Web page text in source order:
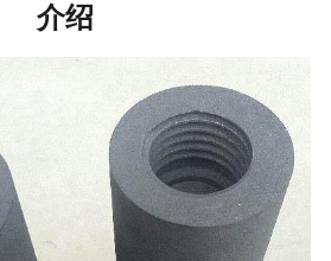
新闻中心
视频中心
联系我们
介绍